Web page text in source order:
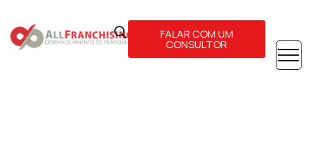
FALAR COM UM
CONSULTOR